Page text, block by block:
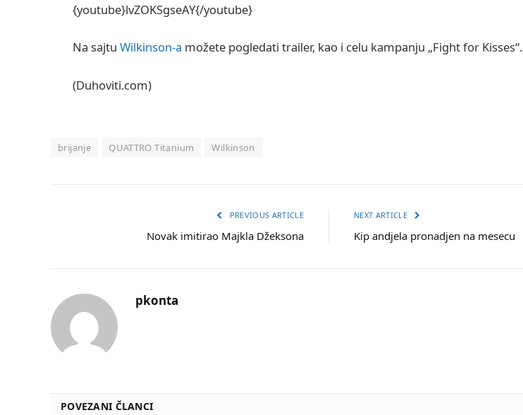
{youtube}lvZOKSgseAY{/youtube}
Na sajtu Wilkinson-a možete pogledati trailer, kao i celu kampanju „Fight for Kisses“.
(Duhoviti.com)
brijanje QUATTRO Titanium Wilkinson
PREVIOUS ARTICLE
Novak imitirao Majkla Džeksona
NEXT ARTICLE
Kip andjela pronadjen na mesecu
pkonta
POVEZANI ČLANCI